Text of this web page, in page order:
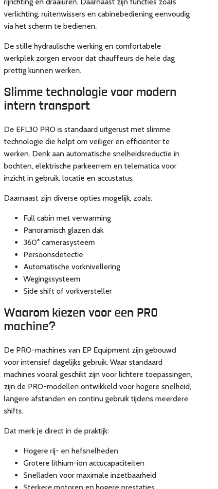
verlichting, ruitenwissers en cabinebediening eenvoudig
via het scherm te bedienen.
De stille hydraulische werking en comfortabele
werkplek zorgen ervoor dat chauffeurs de hele dag
prettig kunnen werken.
Slimme technologie voor modern
intern transport
De EFL30 PRO is standaard uitgerust met slimme
technologie die helpt om veiliger en efficiënter te
werken. Denk aan automatische snelheidsreductie in
bochten, elektrische parkeerrem en telematica voor
inzicht in gebruik, locatie en accustatus.
Daarnaast zijn diverse opties mogelijk, zoals:
Full cabin met verwarming
Panoramisch glazen dak
360° camerasysteem
Persoonsdetectie
Automatische vorknivellering
Wegingssysteem
Side shift of vorkversteller
Waarom kiezen voor een PRO
machine?
De PRO-machines van EP Equipment zijn gebouwd
voor intensief dagelijks gebruik. Waar standaard
machines vooral geschikt zijn voor lichtere toepassingen,
zijn de PRO-modellen ontwikkeld voor hogere snelheid,
langere afstanden en continu gebruik tijdens meerdere
shifts.
Dat merk je direct in de praktijk:
Hogere rij- en hefsnelheden
Grotere lithium-ion accucapaciteiten
Snelladen voor maximale inzetbaarheid
Sterkere motoren en hogere prestaties